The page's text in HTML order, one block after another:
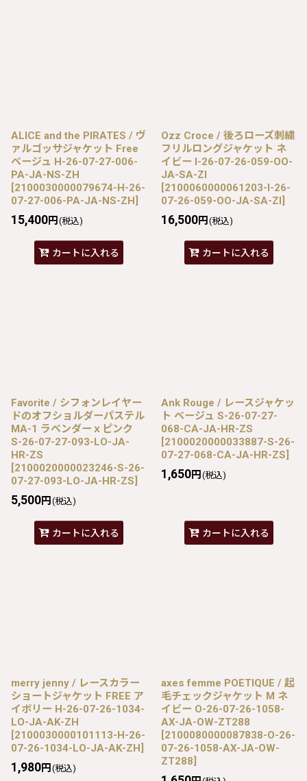
ALICE and the PIRATES / ヴ
ァルゴッサジャケット Free
ベージュ H-26-07-27-006-
PA-JA-NS-ZH
[2100030000079674-H-26-
07-27-006-PA-JA-NS-ZH]
15,400円 (税込)
カートに入れる
Ozz Croce / 後ろローズ刺繍
フリルロングジャケット ネ
イビー I-26-07-26-059-OO-
JA-SA-ZI
[2100060000061203-I-26-
07-26-059-OO-JA-SA-ZI]
16,500円 (税込)
カートに入れる
Favorite / シフォンレイヤー
ドのオフショルダーパステル
MA-1 ラベンダーｘピンク
S-26-07-27-093-LO-JA-
HR-ZS
[2100020000023246-S-26-
07-27-093-LO-JA-HR-ZS]
5,500円 (税込)
カートに入れる
Ank Rouge / レースジャケッ
ト ベージュ S-26-07-27-
068-CA-JA-HR-ZS
[2100020000033887-S-26-
07-27-068-CA-JA-HR-ZS]
1,650円 (税込)
カートに入れる
merry jenny / レースカラー
ショートジャケット FREE ア
イボリー H-26-07-26-1034-
LO-JA-AK-ZH
[2100030000101113-H-26-
07-26-1034-LO-JA-AK-ZH]
1,980円 (税込)
axes femme POETIQUE / 起
毛チェックジャケット M ネ
イビー O-26-07-26-1058-
AX-JA-OW-ZT288
[2100080000087838-O-26-
07-26-1058-AX-JA-OW-
ZT288]